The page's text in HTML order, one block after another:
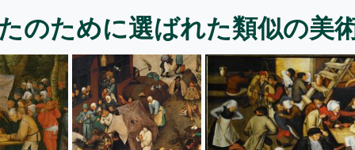
のために選ばれた類似の美